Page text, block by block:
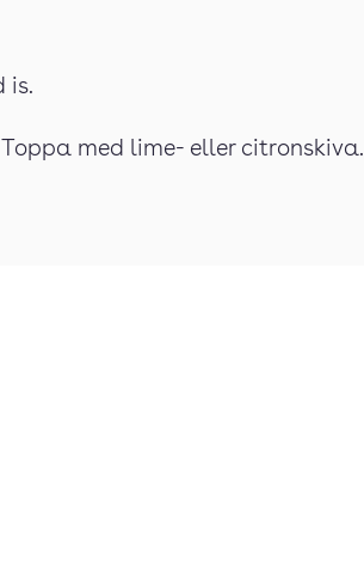
is.
med lime- eller citronskiva.